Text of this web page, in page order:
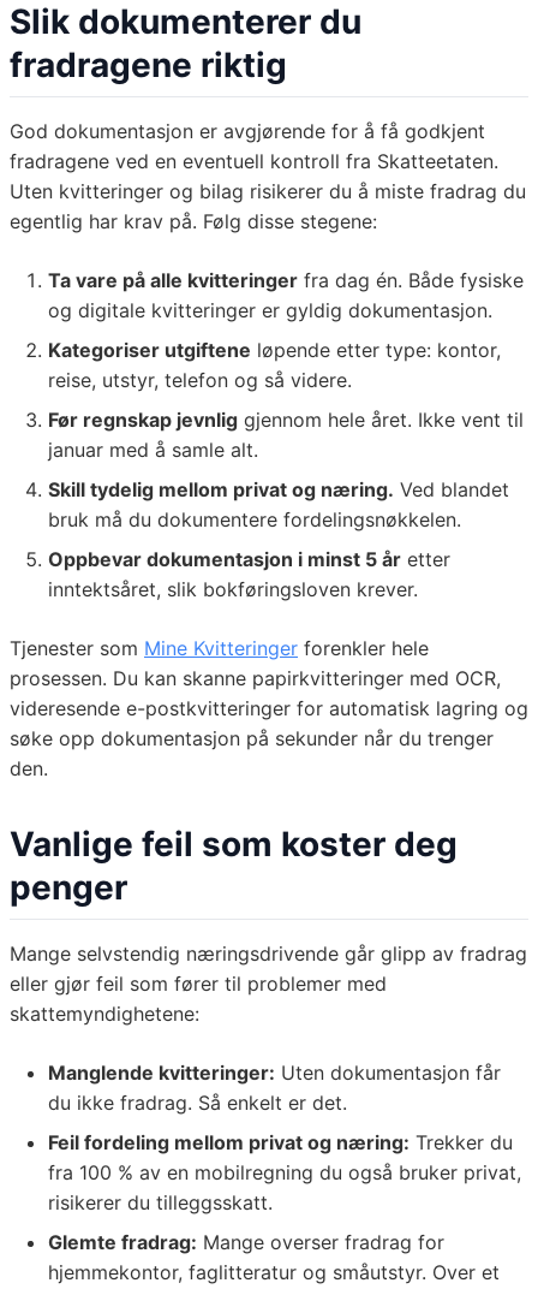
Slik dokumenterer du
fradragene riktig
God dokumentasjon er avgjørende for å få godkjent
fradragene ved en eventuell kontroll fra Skatteetaten.
Uten kvitteringer og bilag risikerer du å miste fradrag du
egentlig har krav på. Følg disse stegene:
Ta vare på alle kvitteringer fra dag én. Både fysiske
og digitale kvitteringer er gyldig dokumentasjon.
Kategoriser utgiftene løpende etter type: kontor,
reise, utstyr, telefon og så videre.
Før regnskap jevnlig gjennom hele året. Ikke vent til
januar med å samle alt.
Skill tydelig mellom privat og næring. Ved blandet
bruk må du dokumentere fordelingsnøkkelen.
Oppbevar dokumentasjon i minst 5 år etter
inntektsåret, slik bokføringsloven krever.
Tjenester som Mine Kvitteringer forenkler hele
prosessen. Du kan skanne papirkvitteringer med OCR,
videresende e-postkvitteringer for automatisk lagring og
søke opp dokumentasjon på sekunder når du trenger
den.
Vanlige feil som koster deg
penger
Mange selvstendig næringsdrivende går glipp av fradrag
eller gjør feil som fører til problemer med
skattemyndighetene:
Manglende kvitteringer: Uten dokumentasjon får
du ikke fradrag. Så enkelt er det.
Feil fordeling mellom privat og næring: Trekker du
fra 100 % av en mobilregning du også bruker privat,
risikerer du tilleggsskatt.
Glemte fradrag: Mange overser fradrag for
hjemmekontor, faglitteratur og småutstyr. Over et